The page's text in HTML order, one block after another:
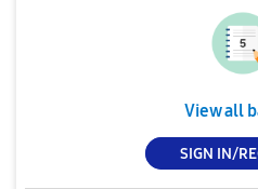
View all
SIGN IN/